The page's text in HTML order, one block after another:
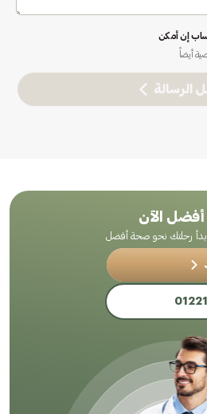
إن أمكن
أيضاً
الرسالة
الآن
رحلتك نحو صحة أفضل